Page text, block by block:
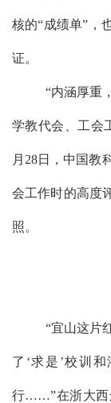
核的“成绩单”，
证。
“内涵厚重
学教代会、工会
月28日，中国教
会工作时的高度
照。
“宜山这片
了 ‘求是 ’校训和
行……”在浙大